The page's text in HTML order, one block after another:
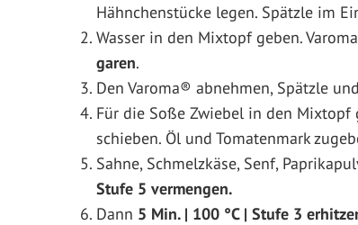
Hähnchenstücke legen. Spätzle im
Wasser in den Mixtopf geben.
garen.
Den Varoma® abnehmen, Spätzle
Für die Soße Zwiebel in den Mixtopf
schieben. Öl und Tomatenmark
Sahne, Schmelzkäse, Senf,
Stufe 5 vermengen.
Dann 5 Min. | 100 °C | Stufe 3